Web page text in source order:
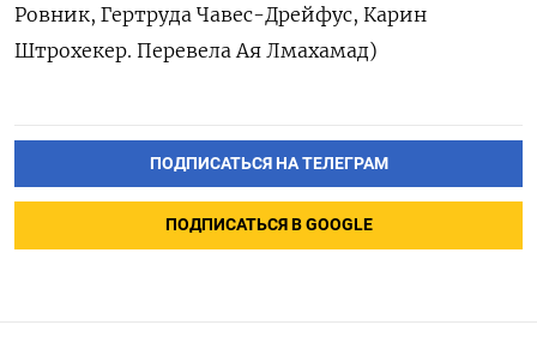
Ровник, Гертруда Чавес-Дрейфус, Карин
Штрохекер. Перевела Ая Лмахамад)
ПОДПИСАТЬСЯ НА ТЕЛЕГРАМ
ПОДПИСАТЬСЯ В GOOGLE